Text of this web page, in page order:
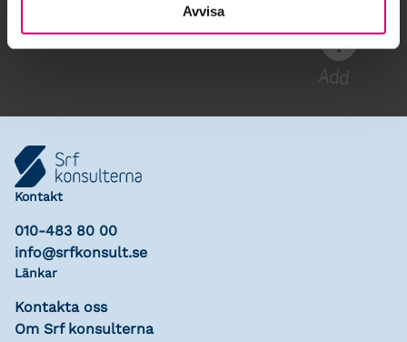
Avvisa
Lägg till i kalender
Kontakt
010-483 80 00
info@srfkonsult.se
Länkar
Kontakta oss
Om Srf konsulterna